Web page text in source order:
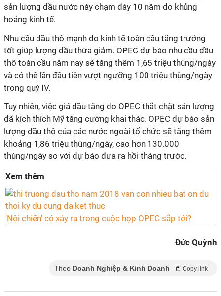
sản lượng dầu nước này chạm đáy 10 năm do khủng
hoảng kinh tế.
Nhu cầu dầu thô mạnh do kinh tế toàn cầu tăng trưởng
tốt giúp lượng dầu thừa giảm. OPEC dự báo nhu cầu dầu
thô toàn cầu năm nay sẽ tăng thêm 1,65 triệu thùng/ngày
và có thể lần đầu tiên vượt ngưỡng 100 triệu thùng/ngày
trong quý IV.
Tuy nhiên, việc giá dầu tăng do OPEC thắt chặt sản lượng
đã kích thích Mỹ tăng cường khai thác. OPEC dự báo sản
lượng dầu thô của các nước ngoài tổ chức sẽ tăng thêm
khoảng 1,86 triệu thùng/ngày, cao hơn 130.000
thùng/ngày so với dự báo đưa ra hồi tháng trước.
Xem thêm
'Nội chiến' có xảy ra trong cuộc họp OPEC sắp tới?
Đức Quỳnh
Theo Doanh Nghiệp & Kinh Doanh Copy link